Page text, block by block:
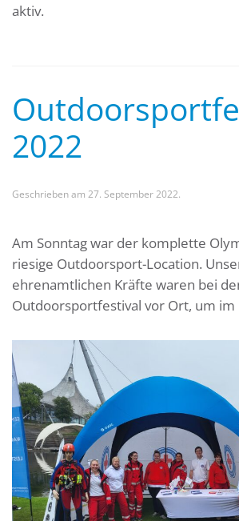
aktiv.
2022
Geschrieben am 27. September 2022.
Am Sonntag war der komplette
riesige Outdoorsport-Location.
ehrenamtlichen Kräfte waren bei
Outdoorsportfestival vor Ort, um im